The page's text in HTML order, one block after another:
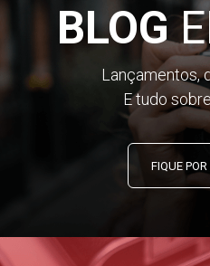
BLOG
Lançamentos,
E tudo
FIQUE